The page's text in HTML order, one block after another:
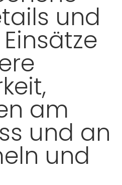
und
am
und an
und